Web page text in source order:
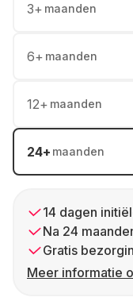
3+ maanden
6+ maanden
12+ maanden
24+ maanden
14 dagen
Na 24
Gratis
Meer informatie